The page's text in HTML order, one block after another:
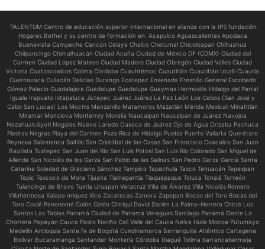
TALENTUM Centro de educación superior internacional en alianza con la IPS fundación
Hogares Bethel y su centro de formación en: Acapulco Aguascalientes Apodaca
Buenavista Campeche Cancún Celaya Chalco Chetumal Chicoloapan Chihuahua
Chilpancingo Chimalhuacán Ciudad Acuña Ciudad de México DF (CDMX) Ciudad del
Carmen Ciudad López Mateos Ciudad Madero Ciudad Obregón Ciudad Valles Ciudad
Victoria Coatzacoalcos Colima Córdoba Cuauhtémoc Cuautitlán Cuautitlán Izcalli Cuautla
Cuernavaca Culiacán Delicias Durango Ecatepec Ensenada Fresnillo General Escobedo
Gómez Palacio Guadalajara Guadalupe Guadalupe Guaymas Hermosillo Hidalgo del Parral
Iguala Irapuato Ixtapaluca Jiutepec Juárez Juárez La Paz León Los Cabos (San José y
Cabo San Lucas) Los Mochis Manzanillo Matamoros Mazatlán Mérida Mexicali Minatitlán
Miramar Monclova Monterrey Morelia Naucalpan Naucalpan de Juárez Navojoa
Nezahualcóyotl Nogales Nuevo Laredo Oaxaca de Juárez Ojo de Agua Orizaba Pachuca
Piedras Negras Playa del Carmen Poza Rica de Hidalgo Puebla Puerto Vallarta Querétaro
Reynosa Salamanca Saltillo San Cristóbal de las Casas San Francisco Coacalco San Juan
Bautista Tuxtepec San Juan del Río San Luis Potosí San Luis Río Colorado San Miguel de
Allende San Nicolás de los Garza San Pablo de las Salinas San Pedro Garza García Santa
Catarina Soledad de Graciano Sánchez Tampico Tapachula Taxco Tehuacán Tepexpan
Tepic Texcoco de Mora Tijuana Tlalnepantla Tlaquepaque Toluca Tonalá Torreón
Tulancingo de Bravo Tuxtla Uruapan Veracruz Villa de Álvarez Villa Nicolás Romero
Villahermosa Xalapa nriquez Xico Zacatecas Zamora Zapopan Bocas del Toro Bocas del
Toro Coclé Penonomé Colón Colón Chiriquí David Darién La Palma-Herrera Chitré Los
Santos Las Tablas Panamá Ciudad de Panamá Veraguas Santiago Panamá Oeste La
Chorrera Popayán Cauca Pasto Nariño Cali Valle del Cauca Neiva Huila Mocoa Putumayo
Medellín Antioquia Santa fe de Bogotá Cundinamarca Barranquilla Atlántico Cartagena
Bolívar Bucaramanga Santander Montería Córdoba Ibagué Tolima barrancabermeja